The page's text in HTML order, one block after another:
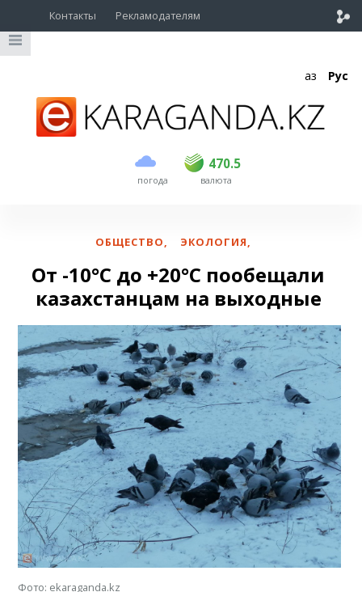
Контакты Рекламодателям
Қаз Рус
погода
470.5
USD 469.5 470.5
EUR валюта
ОБЩЕСТВО, ЭКОЛОГИЯ,
От -10°C до +20°C пообещали
казахстанцам на выходные
Фото: ekaraganda.kz